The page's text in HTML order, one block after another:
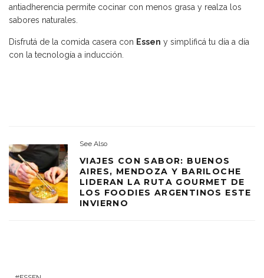
antiadherencia permite cocinar con menos grasa y realza los
sabores naturales.
Disfrutá de la comida casera con Essen y simplificá tu día a día
con la tecnología a inducción.
See Also
VIAJES CON SABOR: BUENOS
AIRES, MENDOZA Y BARILOCHE
LIDERAN LA RUTA GOURMET DE
LOS FOODIES ARGENTINOS ESTE
INVIERNO